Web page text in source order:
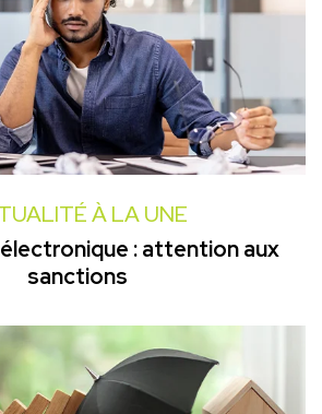
À LA UNE
: attention aux
sanctions